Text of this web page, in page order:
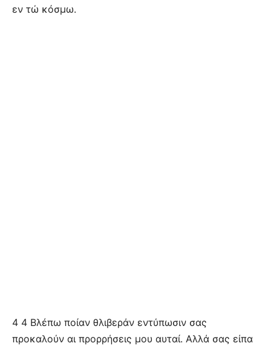
εν τώ κόσμω.
4 4 Βλέπω ποίαν θλιβεράν εντύπωσιν σας
προκαλούν αι προρρήσεις μου αυταί. Αλλά σας είπα